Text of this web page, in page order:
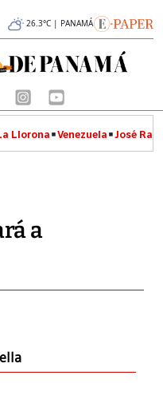
26.3°C | PANAMÁ
Llorona Venezuela José
a